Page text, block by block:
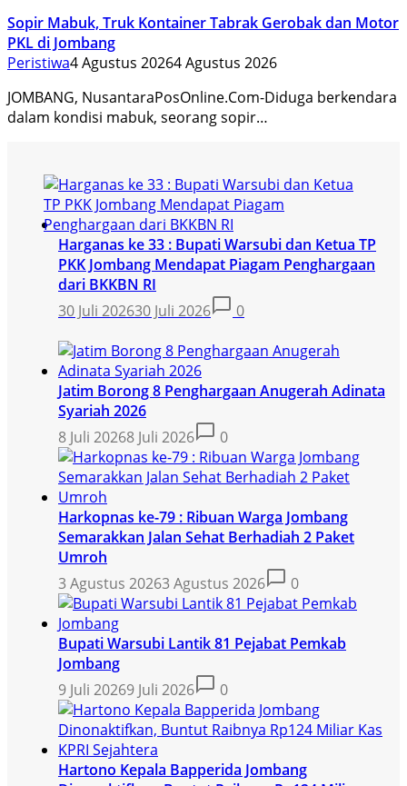
Sopir Mabuk, Truk Kontainer Tabrak Gerobak dan Motor
PKL di Jombang
Peristiwa4 Agustus 20264 Agustus 2026
JOMBANG, NusantaraPosOnline.Com-Diduga berkendara
dalam kondisi mabuk, seorang sopir…
Harganas ke 33 : Bupati Warsubi dan Ketua TP
PKK Jombang Mendapat Piagam Penghargaan
dari BKKBN RI
30 Juli 202630 Juli 2026 0
Jatim Borong 8 Penghargaan Anugerah Adinata
Syariah 2026
8 Juli 20268 Juli 2026 0
Harkopnas ke-79 : Ribuan Warga Jombang
Semarakkan Jalan Sehat Berhadiah 2 Paket
Umroh
3 Agustus 20263 Agustus 2026 0
Bupati Warsubi Lantik 81 Pejabat Pemkab
Jombang
9 Juli 20269 Juli 2026 0
Hartono Kepala Bapperida Jombang